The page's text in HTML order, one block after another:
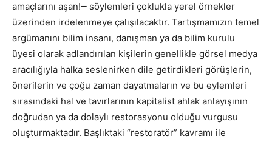
amaçlarını aşan!‒ söylemleri çoklukla yerel örnekler
üzerinden irdelenmeye çalışılacaktır. Tartışmamızın temel
argümanını bilim insanı, danışman ya da bilim kurulu
üyesi olarak adlandırılan kişilerin genellikle görsel medya
aracılığıyla halka seslenirken dile getirdikleri görüşlerin,
önerilerin ve çoğu zaman dayatmaların ve bu eylemleri
sırasındaki hal ve tavırlarının kapitalist ahlak anlayışının
doğrudan ya da dolaylı restorasyonu olduğu vurgusu
oluşturmaktadır. Başlıktaki “restoratör” kavramı ile